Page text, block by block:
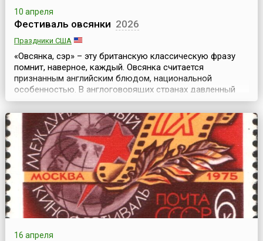
10 апреля
Фестиваль овсянки 2026
Праздники США
«Овсянка, сэр» – эту британскую классическую фразу
помнит, наверное, каждый. Овсянка считается
признанным английским блюдом, национальной
особенностью. В англоговорящих странах давленный
овес (овсяные хлопья) известен под названием
«протестантский овес» (англ. Quakers oats). Так же
называется и каша из хлопьев. Однако не только
туманный Альбион может похвастать своей любовью к
этому замечательному...
16 апреля